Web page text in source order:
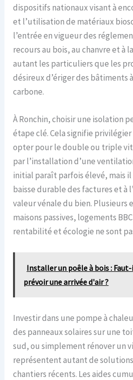
dispositifs nationaux visant à
et l’utilisation de matériaux
l’entrée en vigueur des
recours au bois, au chanvre et à
autant les particuliers que les
désireux d’ériger des bâtiments
carbone.
À Ronchin, choisir une isolation
étape clé. Cela signifie
opter pour le double ou triple
par l’installation d’une
initial paraît parfois élevé, mais
baisse durable des factures et à
valeur vénale du bien. Plusieurs
maisons passives, logements
rentabilité et écologie ne sont
Installer un poêle à bois :
prévoir une arrivée d'air ?
Investir dans une pompe à
des panneaux solaires sur une
sud, ou simplement rénover un
représentent autant de
chantiers récents. Les aides